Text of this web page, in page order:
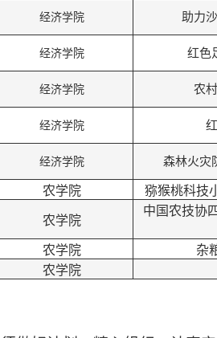
经济学院 助力
经济学院 红色
经济学院 农
经济学院
经济学院 森林火灾
农学院 猕猴桃科技
农学院
中国农技协
农学院 杂
农学院